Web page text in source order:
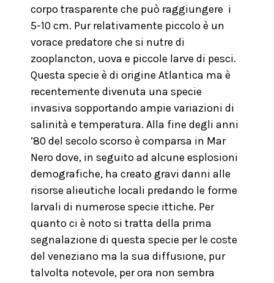
corpo trasparente che può raggiungere i
5-10 cm. Pur relativamente piccolo è un
vorace predatore che si nutre di
zooplancton, uova e piccole larve di pesci.
Questa specie è di origine Atlantica ma è
recentemente divenuta una specie
invasiva sopportando ampie variazioni di
salinità e temperatura. Alla fine degli anni
’80 del secolo scorso è comparsa in Mar
Nero dove, in seguito ad alcune esplosioni
demografiche, ha creato gravi danni alle
risorse alieutiche locali predando le forme
larvali di numerose specie ittiche. Per
quanto ci è noto si tratta della prima
segnalazione di questa specie per le coste
del veneziano ma la sua diffusione, pur
talvolta notevole, per ora non sembra